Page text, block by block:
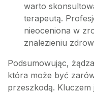
warto
terapeutą.
nieoceniona w
znalezieniu
Podsumowując,
która może być
przeszkodą. Kluczem